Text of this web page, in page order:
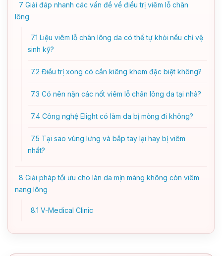
7 Giải đáp nhanh các vấn đề về điều trị viêm lỗ chân
lông
7.1 Liệu viêm lỗ chân lông da có thể tự khỏi nếu chỉ vệ
sinh kỹ?
7.2 Điều trị xong có cần kiêng khem đặc biệt không?
7.3 Có nên nặn các nốt viêm lỗ chân lông da tại nhà?
7.4 Công nghệ Elight có làm da bị mỏng đi không?
7.5 Tại sao vùng lưng và bắp tay lại hay bị viêm
nhất?
8 Giải pháp tối ưu cho làn da mịn màng không còn viêm
nang lông
8.1 V-Medical Clinic